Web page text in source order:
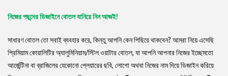
নিজের পছন্দের ডিজাইনে বোতল বানিয়ে নিন আজই!
সাধারণ বোতল তো সবাই ব্যবহার করে, কিন্তু আপনি কেন পিছিয়ে থাকবেন? আমরা নিয়ে এসেছি
প্রিমিয়াম কোয়ালিটির অ্যালুমিনিয়াম/স্টিল ওয়াটার বোতল, যা আপনি আপনার নিজের ইচ্ছেমতো
আর্জেন্টিনা বা ব্রাজিলের যেকোনো প্লেয়ারের ছবি, লোগো অথবা নিজের নাম দিয়ে ডিজাইন করিয়ে